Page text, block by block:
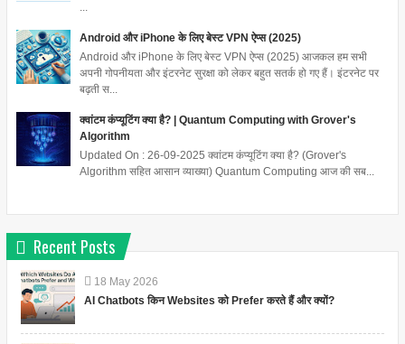
Android और iPhone के लिए बेस्ट VPN ऐप्स (2025)
Android और iPhone के लिए बेस्ट VPN ऐप्स (2025) आजकल हम सभी
अपनी गोपनीयता और इंटरनेट सुरक्षा को लेकर बहुत सतर्क हो गए हैं। इंटरनेट पर
बढ़ती स...
क्वांटम कंप्यूटिंग क्या है? | Quantum Computing with Grover's
Algorithm
Updated On : 26-09-2025 क्वांटम कंप्यूटिंग क्या है? (Grover's
Algorithm सहित आसान व्याख्या) Quantum Computing आज की सब...
Recent Posts
18 May 2026
AI Chatbots किन Websites को Prefer करते हैं और क्यों?